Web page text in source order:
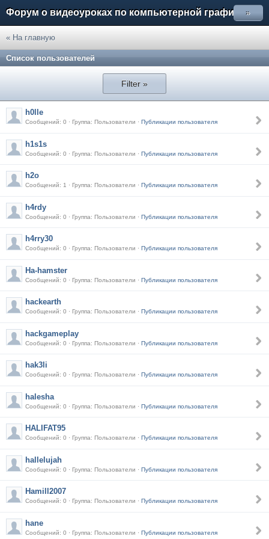
Форум о видеоуроках по компьютерной графике »
« На главную
Список пользователей
Filter »
h0lle
Сообщений: 0 · Группа: Пользователи · Публикации пользователя
h1s1s
Сообщений: 0 · Группа: Пользователи · Публикации пользователя
h2o
Сообщений: 1 · Группа: Пользователи · Публикации пользователя
h4rdy
Сообщений: 0 · Группа: Пользователи · Публикации пользователя
h4rry30
Сообщений: 0 · Группа: Пользователи · Публикации пользователя
Ha-hamster
Сообщений: 0 · Группа: Пользователи · Публикации пользователя
hackearth
Сообщений: 0 · Группа: Пользователи · Публикации пользователя
hackgameplay
Сообщений: 0 · Группа: Пользователи · Публикации пользователя
hak3li
Сообщений: 0 · Группа: Пользователи · Публикации пользователя
halesha
Сообщений: 0 · Группа: Пользователи · Публикации пользователя
HALIFAT95
Сообщений: 0 · Группа: Пользователи · Публикации пользователя
hallelujah
Сообщений: 0 · Группа: Пользователи · Публикации пользователя
Hamill2007
Сообщений: 0 · Группа: Пользователи · Публикации пользователя
hane
Сообщений: 0 · Группа: Пользователи · Публикации пользователя